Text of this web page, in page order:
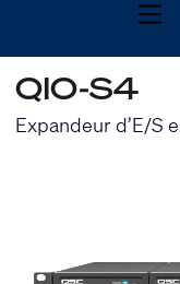
MENU
QSYS.com (English)
India (English)
Español
QIO-S4
Expandeur d’E/S